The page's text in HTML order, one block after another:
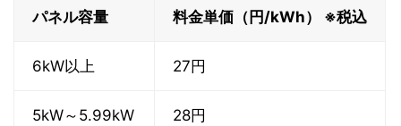
パネル容量 料金単価（円/kWh） ※税込
6kW以上 27円
5kW～5.99kW 28円